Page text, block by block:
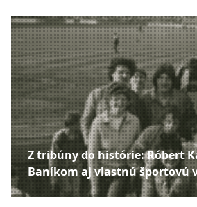
Z tribúny do histórie: Róbert
Baníkom aj vlastnú športovú